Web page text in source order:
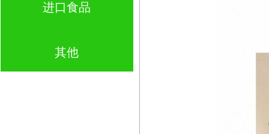
进口食品
其他